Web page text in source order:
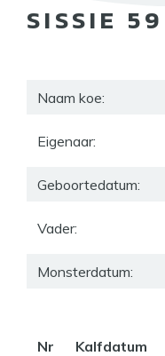
SISSIE 59
Naam koe:
Eigenaar:
Geboortedatum:
Vader:
Monsterdatum:
Nr Kalfdatum